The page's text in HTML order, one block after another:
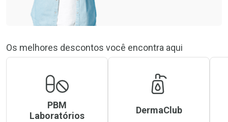
Os melhores descontos você encontra aqui
PBM
Laboratórios
DermaClub